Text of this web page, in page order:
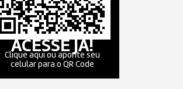
ACESSE JÁ!
Clique aqui ou aponte seu
celular para o QR Code